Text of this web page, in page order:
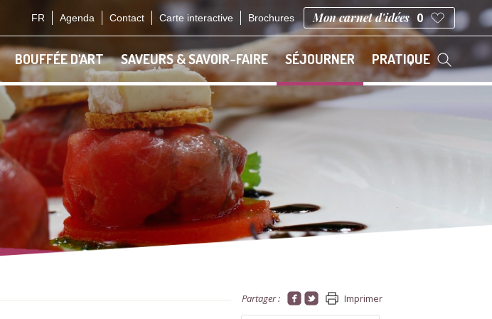
FR Agenda Contact Carte interactive Brochures Mon carnet d'idées 0
BOUFFÉE D'ART SAVEURS & SAVOIR-FAIRE SÉJOURNER PRATIQUE
Partager : Imprimer